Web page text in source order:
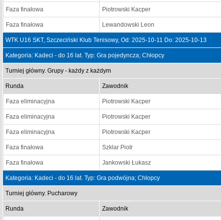
Faza finałowa Piotrowski Kacper
Faza finałowa Lewandowski Leon
WTK U16 SKT, Szczeciński Klub Tenisowy, Od: 2025-10-11 Do: 2025-10-13
Kategoria: Kadeci - do 16 lat. Typ: Gra pojedyncza; Chłopcy
Turniej główny. Grupy - każdy z każdym
Runda Zawodnik
Faza eliminacyjna Piotrowski Kacper
Faza eliminacyjna Piotrowski Kacper
Faza eliminacyjna Piotrowski Kacper
Faza finałowa Szklar Piotr
Faza finałowa Jankowski Łukasz
Kategoria: Kadeci - do 16 lat. Typ: Gra podwójna; Chłopcy
Turniej główny. Pucharowy
Runda Zawodnik